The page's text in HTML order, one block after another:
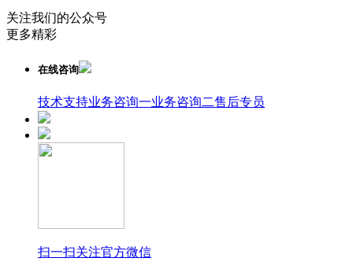
关注我们的公众号
更多精彩
在线咨询
技术支持业务咨询一业务咨询二售后专员
扫一扫关注官方微信